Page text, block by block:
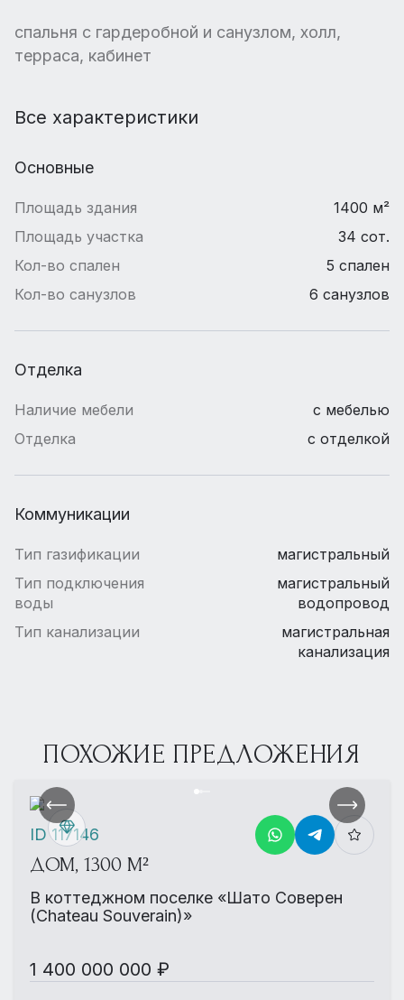
спальня с гардеробной и санузлом, холл,
терраса, кабинет
Все характеристики
Основные
Площадь здания
1400 м²
Площадь участка
34 сот.
Кол-во спален
5 спален
Кол-во санузлов
6 санузлов
Отделка
Наличие мебели
с мебелью
Отделка
с отделкой
Коммуникации
Тип газификации
магистральный
Тип подключения
воды
магистральный
водопровод
Тип канализации
магистральная
канализация
ПОХОЖИЕ ПРЕДЛОЖЕНИЯ
ДОМ, 1300 М²
В коттеджном поселке «Шато Соверен
(Chateau Souverain)»
1 400 000 000 ₽
ID 117146